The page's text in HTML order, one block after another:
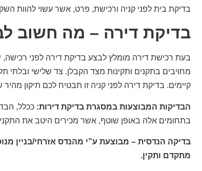
בדיקת בית לפני קניה ורכישת, פרט, אשר עשוי להוות
בדיקת דירה – מה חשוב
בעת רכישת דירה מומלץ לבצע בדיקת דירה לפני רכישה,
מחויבים בתקנים ותקינות מצד הקבלן. צד שלישי ובלתי
קיימים. בדיקת דירה לפני קניה זו תבטיח לכם תיקון מהיר
הבדיקות המבוצעות במסגרת בדיקת דירות: ככלל,
בתחומים אלה באופן שוטף, אשר מכירים היטב את התקנים
בדיקה הנדסית – מבוצעת ע”י מהנדס אזרחי/בניין
מתקדם ותקין.